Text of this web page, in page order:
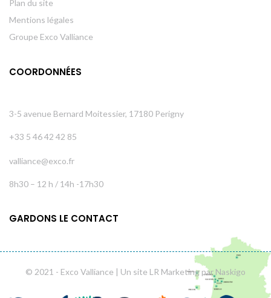
Plan du site
Mentions légales
Groupe Exco Valliance
COORDONNÉES
3-5 avenue Bernard Moitessier, 17180 Perigny
+33 5 46 42 42 85
valliance@exco.fr
8h30 – 12 h / 14h -17h30
GARDONS LE CONTACT
© 2021 - Exco Valliance | Un site LR Marketing par Naskigo